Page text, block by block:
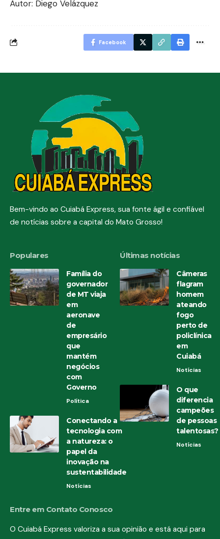
Autor: Diego Velázquez
Facebook
Bem-vindo ao Cuiabá Express, sua fonte ágil e confiável
de notícias sobre a capital do Mato Grosso!
Populares
Família do
governador
de MT viaja
em
aeronave
de
empresário
que
mantém
negócios
com
Governo
Política
Conectando a
tecnologia com
a natureza: o
papel da
inovação na
sustentabilidade
Notícias
Últimas notícias
Câmeras
flagram
homem
ateando
fogo
perto de
policlínica
em
Cuiabá
Notícias
O que
diferencia
campeões
de pessoas
talentosas?
Notícias
Entre em Contato Conosco
O Cuiabá Express valoriza a sua opinião e está aqui para